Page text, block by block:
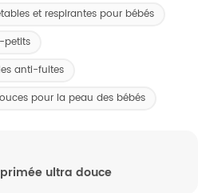
et respirantes pour bébés
petits
anti-fuites
pour la peau des bébés
ultra douce